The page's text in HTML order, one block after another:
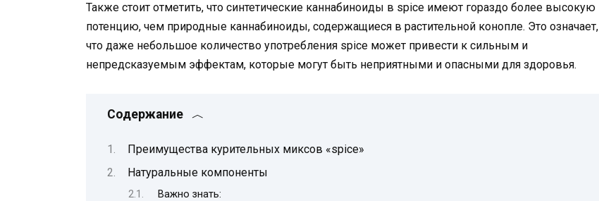
Также стоит отметить, что синтетические каннабиноиды в spice имеют гораздо более высокую
потенцию, чем природные каннабиноиды, содержащиеся в растительной конопле. Это означает,
что даже небольшое количество употребления spice может привести к сильным и
непредсказуемым эффектам, которые могут быть неприятными и опасными для здоровья.
Содержание
Преимущества курительных миксов «spice»
Натуральные компоненты
Важно знать: